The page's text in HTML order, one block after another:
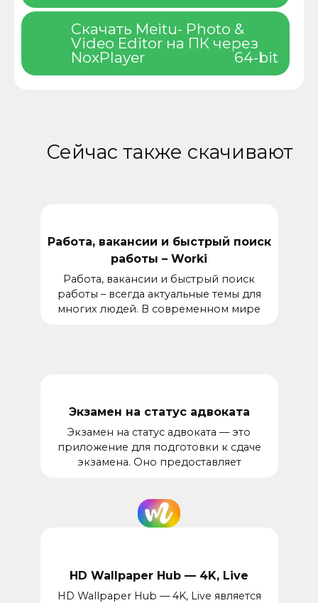
Скачать Meitu- Photo &
Video Editor на ПК через
NoxPlayer
64-bit
Сейчас также скачивают
Работа, вакансии и быстрый поиск
работы – Worki
Работа, вакансии и быстрый поиск
работы – всегда актуальные темы для
многих людей. В современном мире
Экзамен на статус адвоката
Экзамен на статус адвоката — это
приложение для подготовки к сдаче
экзамена. Оно предоставляет
HD Wallpaper Hub — 4K, Live
HD Wallpaper Hub — 4K, Live является